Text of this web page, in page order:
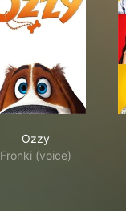
Ozzy
Fronki (voice)